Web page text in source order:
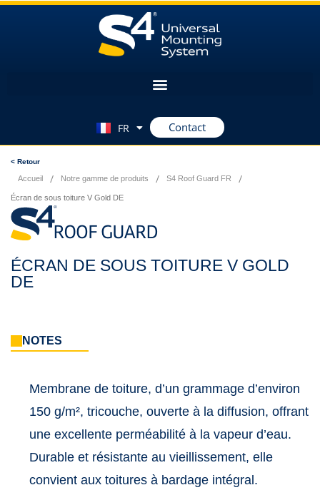
FR
EN Contact
< Retour
Accueil / Notre gamme de produits / S4 Roof Guard FR /
Écran de sous toiture V Gold DE
ÉCRAN DE SOUS TOITURE V GOLD
DE
NOTES
Membrane de toiture, d’un grammage d’environ
150 g/m², tricouche, ouverte à la diffusion, offrant
une excellente perméabilité à la vapeur d’eau.
Durable et résistante au vieillissement, elle
convient aux toitures à bardage intégral.